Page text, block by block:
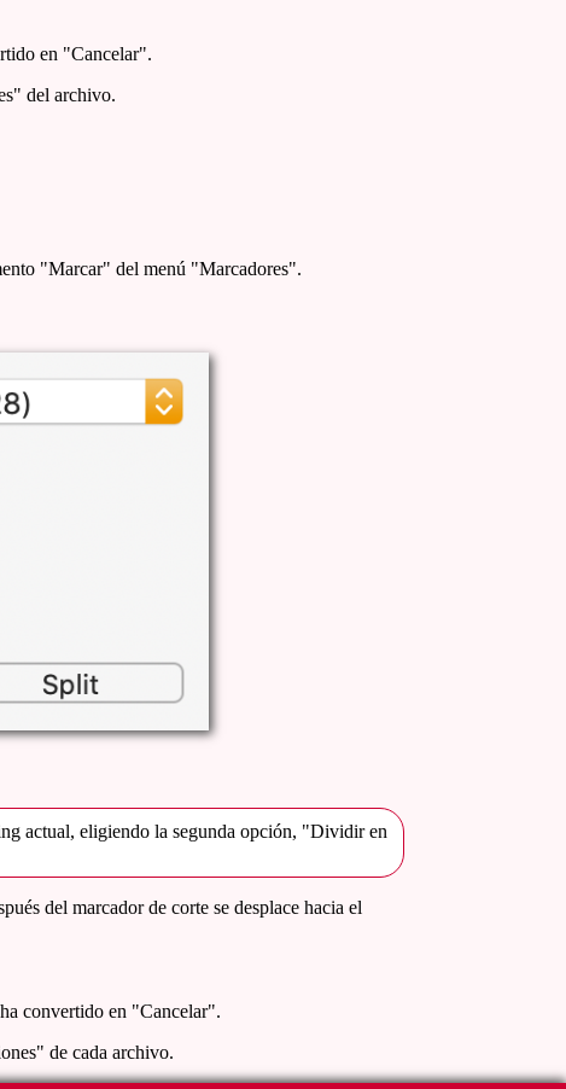
en "Cancelar".
del archivo.
"Marcar" del menú "Marcadores".
actual, eligiendo la segunda opción, "Dividir en
del marcador de corte se desplace hacia el
convertido en "Cancelar".
de cada archivo.